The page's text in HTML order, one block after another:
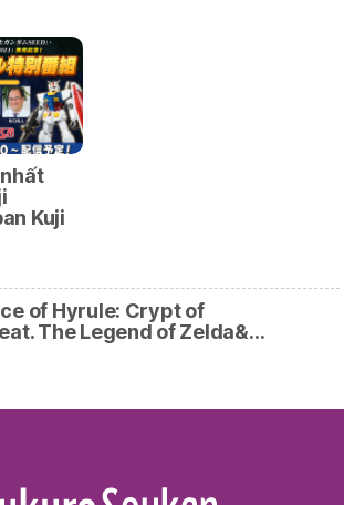
Kuji
of Hyrule: Crypt of
The Legend of Zelda&…